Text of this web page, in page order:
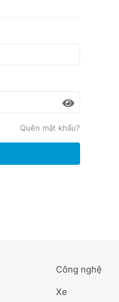
Quên mật khẩu?
Công nghệ
Xe